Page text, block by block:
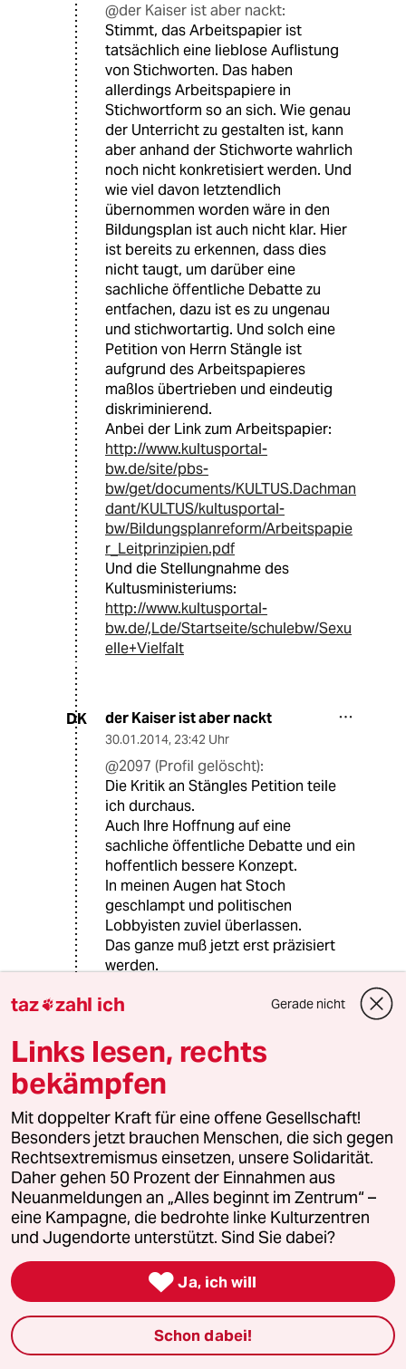
@der Kaiser ist aber nackt:
Stimmt, das Arbeitspapier ist
tatsächlich eine lieblose Auflistung
von Stichworten. Das haben
allerdings Arbeitspapiere in
Stichwortform so an sich. Wie genau
der Unterricht zu gestalten ist, kann
aber anhand der Stichworte wahrlich
noch nicht konkretisiert werden. Und
wie viel davon letztendlich
übernommen worden wäre in den
Bildungsplan ist auch nicht klar. Hier
ist bereits zu erkennen, dass dies
nicht taugt, um darüber eine
sachliche öffentliche Debatte zu
entfachen, dazu ist es zu ungenau
und stichwortartig. Und solch eine
Petition von Herrn Stängle ist
aufgrund des Arbeitspapieres
maßlos übertrieben und eindeutig
diskriminierend.
Anbei der Link zum Arbeitspapier:
http://www.kultusportal-
bw.de/site/pbs-
bw/get/documents/KULTUS.Dachman
dant/KULTUS/kultusportal-
bw/Bildungsplanreform/Arbeitspapie
r_Leitprinzipien.pdf
Und die Stellungnahme des
Kultusministeriums:
http://www.kultusportal-
bw.de/,Lde/Startseite/schulebw/Sexu
elle+Vielfalt
DK der Kaiser ist aber nackt
30.01.2014, 23:42 Uhr
@2097 (Profil gelöscht):
Die Kritik an Stängles Petition teile
ich durchaus.
Auch Ihre Hoffnung auf eine
sachliche öffentliche Debatte und ein
hoffentlich bessere Konzept.
In meinen Augen hat Stoch
geschlampt und politischen
Lobbyisten zuviel überlassen.
Das ganze muß jetzt erst präzisiert
werden.
in der Schule nichts zu suchen. Ich
Fehler nicht passiert, er kennt aus der
Vergangenheit sehr gut die teils
extremen Forderungen aus einigen B-
W. Verbänden. Desshalb war es gar
nicht so schlecht, dass es Kritik gab.
Dass allerdings viele Betroffene so
beleidigt wurden bedauere ich sehr.
V Verfassung
@der Kaiser ist aber nackt:
Ein verbeamteter Lehrer ist dem
Grundgesetz verpflichtet. Wenn er
aus einer religiösen Interpretation
taz zahl ich Gerade nicht
Links lesen, rechts
bekämpfen
Mit doppelter Kraft für eine offene Gesellschaft!
Besonders jetzt brauchen Menschen, die sich gegen
Rechtsextremismus einsetzen, unsere Solidarität.
Daher gehen 50 Prozent der Einnahmen aus
Neuanmeldungen an „Alles beginnt im Zentrum“ –
eine Kampagne, die bedrohte linke Kulturzentren
und Jugendorte unterstützt. Sind Sie dabei?
 Ja, ich will
Schon dabei!